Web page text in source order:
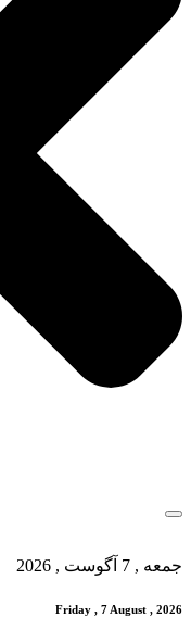
جمعه , 7 آگوست , 2026
Friday , 7 August , 2026